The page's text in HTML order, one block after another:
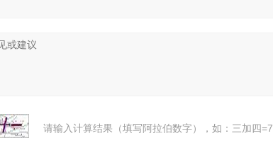
请输入计算结果（填写阿拉伯数字），如：三加四=7